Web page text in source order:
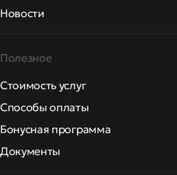
Новости
Полезное
Стоимость услуг
Способы оплаты
Бонусная программа
Документы